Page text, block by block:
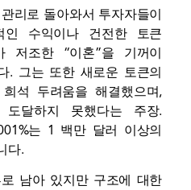
리로 돌아와서 투자자들이
인 수익이나 건전한 토큰
저조한 “이혼”을 기꺼이
. 그는 또한 새로운 토큰의
석 두려움을 해결했으며,
달하지 못했다는 주장.
는 1 백만 달러 이상의
다.
남아 있지만 구조에 대한